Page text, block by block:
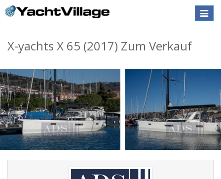
Toggle
X-yachts X 65 (2017) Zum Verkauf